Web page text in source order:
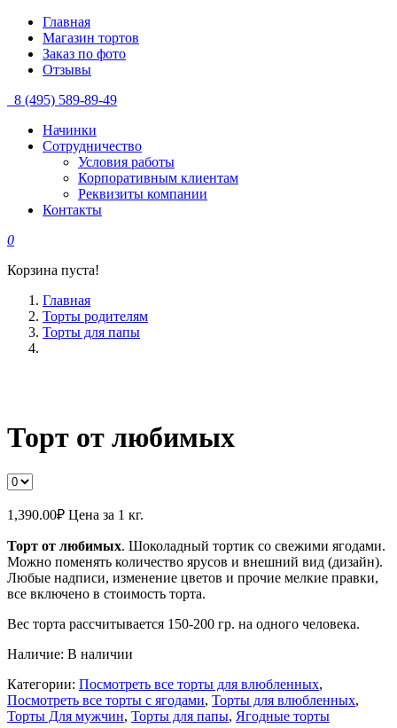
Главная
Магазин тортов
Заказ по фото
Отзывы
8 (495) 589-89-49
Начинки
Сотрудничество
Условия работы
Корпоративным клиентам
Реквизиты компании
Контакты
0
Корзина пуста!
Главная
Торты родителям
Торты для папы
Торт от любимых
1,390.00₽ Цена за 1 кг.
Торт от любимых. Шоколадный тортик со свежими ягодами.
Можно поменять количество ярусов и внешний вид (дизайн).
Любые надписи, изменение цветов и прочие мелкие правки,
все включено в стоимость торта.
Вес торта рассчитывается 150-200 гр. на одного человека.
Наличие: В наличии
Категории: Посмотреть все торты для влюбленных,
Посмотреть все торты с ягодами, Торты для влюбленных,
Торты Для мужчин, Торты для папы, Ягодные торты